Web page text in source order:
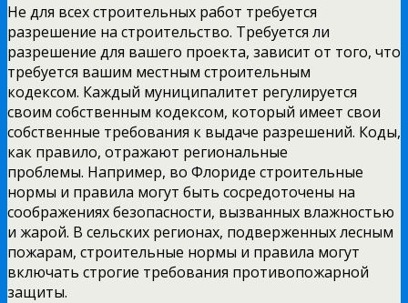
Не для всех строительных работ требуется
разрешение на строительство. Требуется ли
разрешение для вашего проекта, зависит от того, что
требуется вашим местным строительным
кодексом. Каждый муниципалитет регулируется
своим собственным кодексом, который имеет свои
собственные требования к выдаче разрешений. Коды,
как правило, отражают региональные
проблемы. Например, во Флориде строительные
нормы и правила могут быть сосредоточены на
соображениях безопасности, вызванных влажностью
и жарой. В сельских регионах, подверженных лесным
пожарам, строительные нормы и правила могут
включать строгие требования противопожарной
защиты.